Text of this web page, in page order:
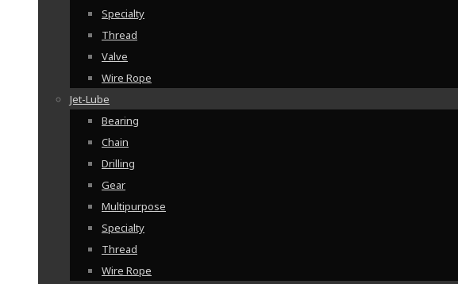
Specialty
Thread
Valve
Wire Rope
Jet-Lube
Bearing
Chain
Drilling
Gear
Multipurpose
Specialty
Thread
Wire Rope